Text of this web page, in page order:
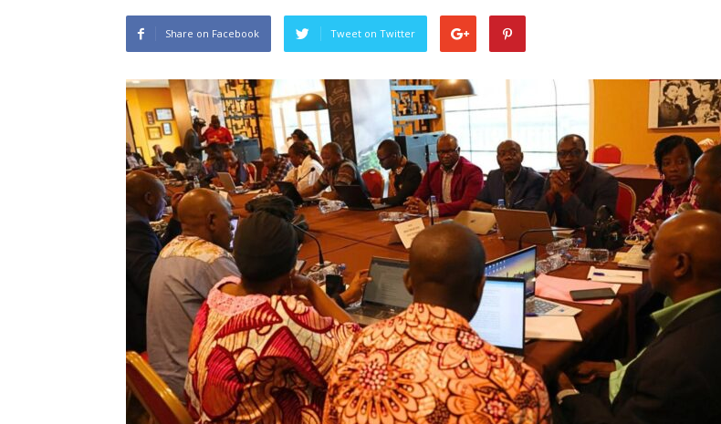
Share on Facebook Tweet on Twitter